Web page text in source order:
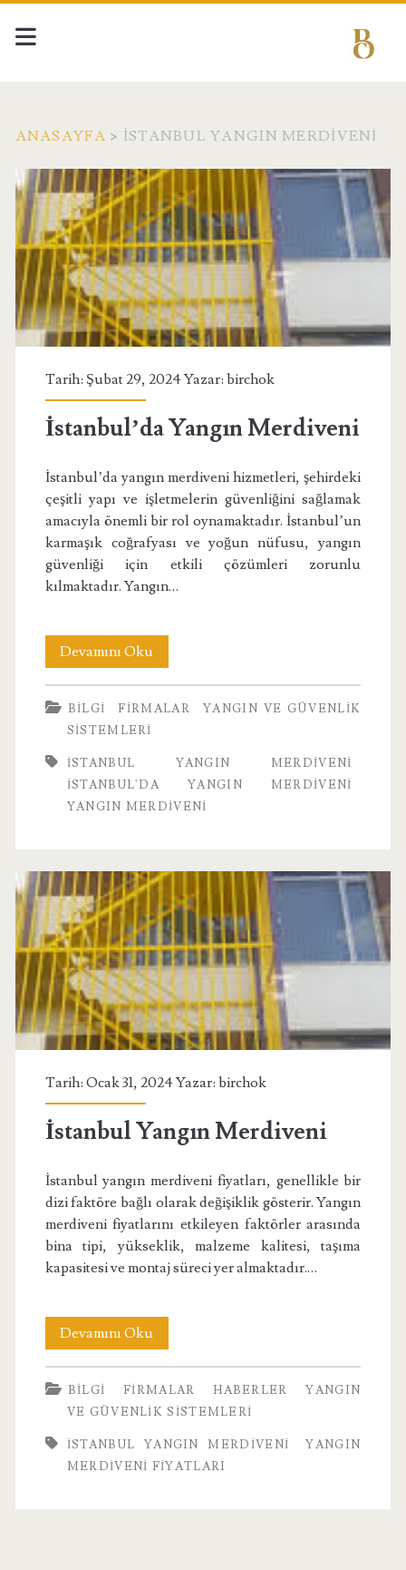
ANASAYFA > İSTANBUL YANGIN MERDIVENI
Etiket:
<span>İstanbul
Yangın
Merdiveni</span>
Tarih: Şubat 29, 2024 Yazar: birchok
İstanbul’da Yangın Merdiveni
İstanbul’da yangın merdiveni hizmetleri, şehirdeki
çeşitli yapı ve işletmelerin güvenliğini sağlamak
amacıyla önemli bir rol oynamaktadır. İstanbul’un
karmaşık coğrafyası ve yoğun nüfusu, yangın
güvenliği için etkili çözümleri zorunlu
kılmaktadır. Yangın…
Devamını Okuİstanbul’da
Yangın
Merdiveni
BILGI FIRMALAR
YANGIN VE GÜVENLIK
SISTEMLERI
İSTANBUL YANGIN MERDIVENI
İSTANBUL'DA YANGIN MERDIVENI
YANGIN MERDIVENI
Tarih: Ocak 31, 2024 Yazar: birchok
İstanbul Yangın Merdiveni
İstanbul yangın merdiveni fiyatları, genellikle bir
dizi faktöre bağlı olarak değişiklik gösterir. Yangın
merdiveni fiyatlarını etkileyen faktörler arasında
bina tipi, yükseklik, malzeme kalitesi, taşıma
kapasitesi ve montaj süreci yer almaktadır.…
Devamını Okuİstanbul
Yangın
Merdiveni
BILGI FIRMALAR HABERLER
YANGIN
VE GÜVENLIK SISTEMLERI
İSTANBUL YANGIN MERDIVENI
YANGIN
MERDIVENI FIYATLARI